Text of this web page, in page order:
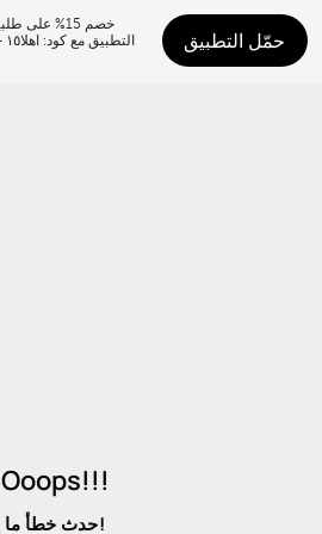
حمّل التطبيق
Ooops!!!
حدث خطأ ما!